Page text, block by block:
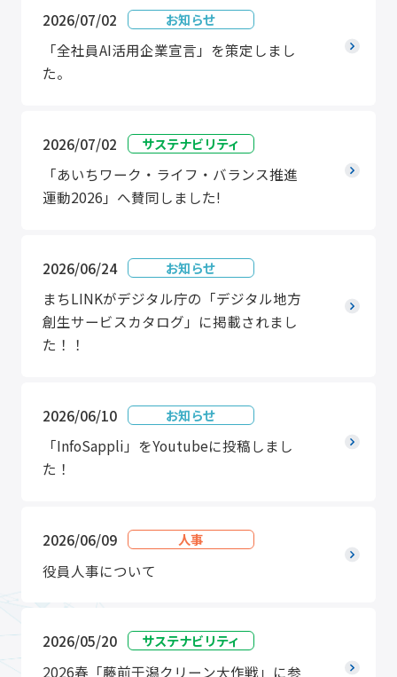
2026/07/02 お知らせ
「全社員AI活用企業宣言」を策定しまし
た。
2026/07/02 サステナビリティ
「あいちワーク・ライフ・バランス推進
運動2026」へ賛同しました!
2026/06/24 お知らせ
まちLINKがデジタル庁の「デジタル地方
創生サービスカタログ」に掲載されまし
た！！
2026/06/10 お知らせ
「InfoSappli」をYoutubeに投稿しまし
た！
2026/06/09 人事
役員人事について
2026/05/20 サステナビリティ
2026春「藤前干潟クリーン大作戦」に参